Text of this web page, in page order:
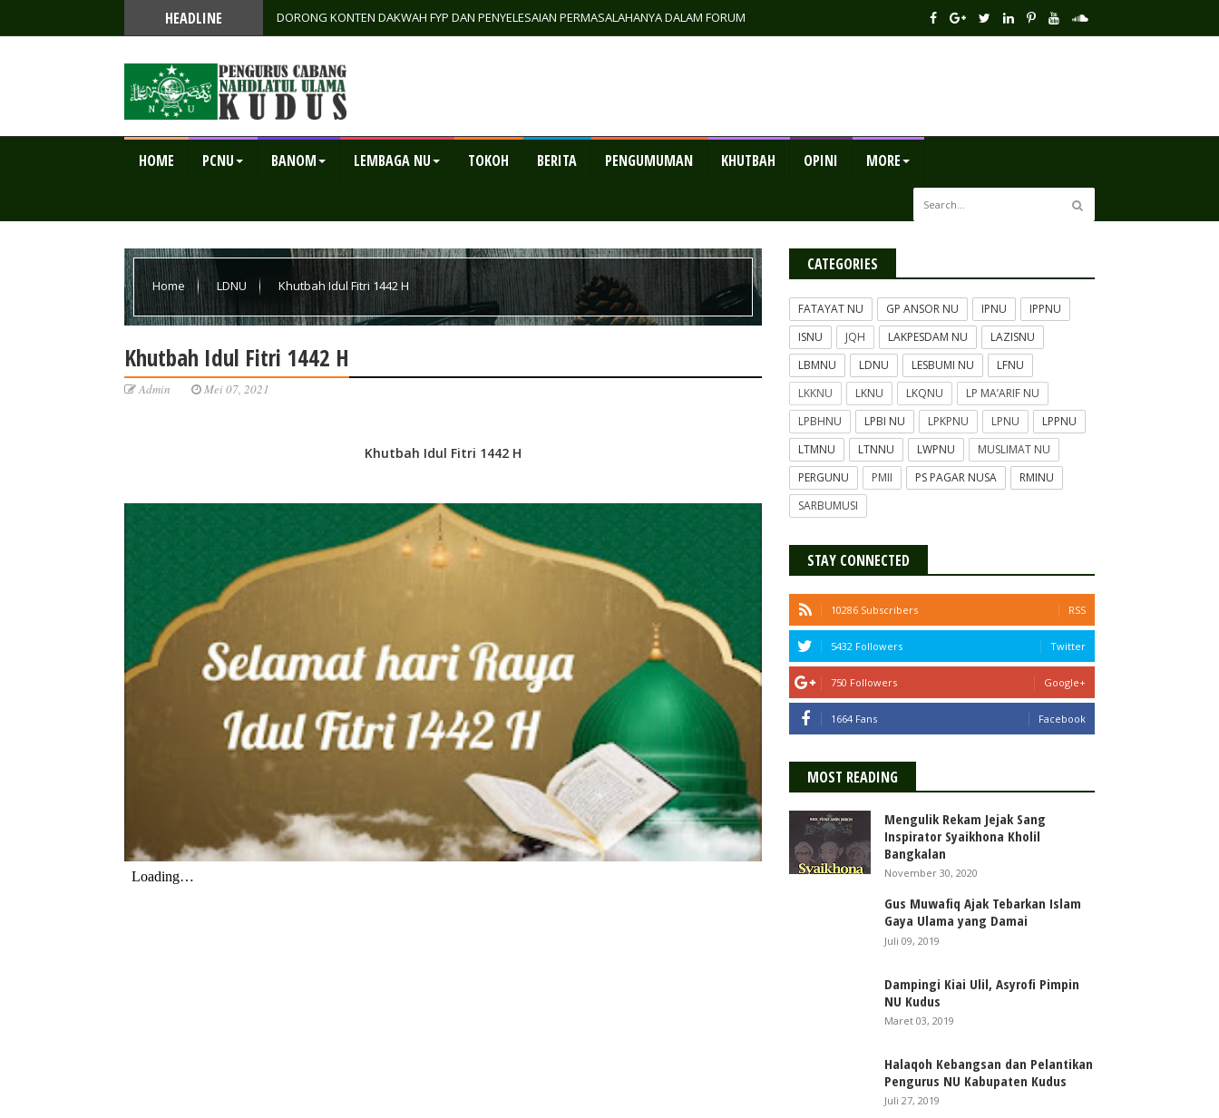
HEADLINE DORONG KONTEN DAKWAH FYP DAN PENYELESAIAN PERMASALAHANYA DALAM FORUM
HOME PCNU BANOM LEMBAGA NU TOKOH BERITA PENGUMUMAN KHUTBAH OPINI MORE
Home LDNU Khutbah Idul Fitri 1442 H
Khutbah Idul Fitri 1442 H
Admin Mei 07, 2021
Khutbah Idul Fitri 1442 H
CATEGORIES
FATAYAT NU GP ANSOR NU IPNU
IPPNU
ISNU
JQH LAKPESDAM NU
LAZISNU
LBMNU
LDNU LESBUMI NU
LFNU
LKKNU
LKNU LKQNU
LP MA’ARIF NU
LPBHNU
LPBI NU LPKPNU LPNU
LPPNU
LTMNU
LTNNU LWPNU
MUSLIMAT NU
PERGUNU
PMII PS PAGAR NUSA
RMINU
SARBUMUSI
STAY CONNECTED
10286 Subscribers RSS
5432 Followers Twitter
750 Followers Google+
1664 Fans Facebook
MOST READING
Mengulik Rekam Jejak Sang
Inspirator Syaikhona Kholil
Bangkalan
November 30, 2020
Gus Muwafiq Ajak Tebarkan Islam
Gaya Ulama yang Damai
Juli 09, 2019
Dampingi Kiai Ulil, Asyrofi Pimpin
NU Kudus
Maret 03, 2019
Halaqoh Kebangsan dan Pelantikan
Pengurus NU Kabupaten Kudus
Juli 27, 2019